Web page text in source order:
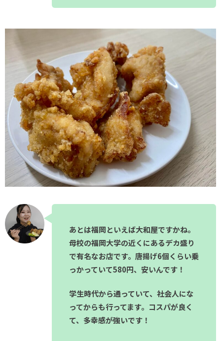
あとは福岡といえば大和屋ですかね。
母校の福岡大学の近くにあるデカ盛り
で有名なお店です。唐揚げ6個くらい乗
っかっていて580円、安いんです！
学生時代から通っていて、社会人にな
ってからも行ってます。コスパが良く
て、多幸感が強いです！